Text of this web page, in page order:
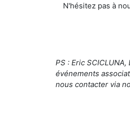
N'hésitez pas à
PS : Eric
événements
nous contacter via